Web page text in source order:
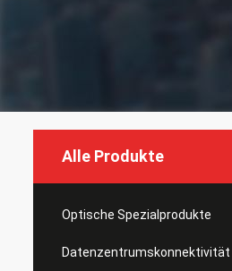
Alle Produkte
Optische Spezialprodukte
Datenzentrumskonnektivität